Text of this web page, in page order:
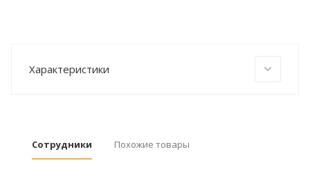
Характеристики
Сотрудники Похожие товары